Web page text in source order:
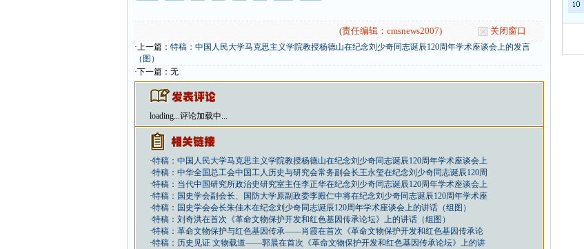
(责任编辑：cmsnews2007) 关闭窗口
·上一篇： 特稿：中国人民大学马克思主义学院教授杨德山在纪念刘少奇同志诞辰120周年学术座谈会上的发言
（图）
·下一篇：无
loading...评论加载中...
·特稿：中国人民大学马克思主义学院教授杨德山在纪念刘少奇同志诞辰120周年学术座谈会上
·特稿：中华全国总工会中国工人历史与研究会常务副会长王永玺在纪念刘少奇同志诞辰120周
·特稿：当代中国研究所政治史研究室主任李正华在纪念刘少奇同志诞辰120周年学术座谈会上
·特稿：国史学会副会长、国防大学原副政委李殿仁中将在纪念刘少奇同志诞辰120周年学术座
·特稿：国史学会会长朱佳木在纪念刘少奇同志诞辰120周年学术座谈会上的讲话（组图）
·特稿：刘奇洪在首次《革命文物保护开发和红色基因传承论坛》上的讲话（组图）
·特稿：革命文物保护与红色基因传承——肖霞在首次《革命文物保护开发和红色基因传承论
·特稿：历史见证 文物载道——郭晨在首次《革命文物保护开发和红色基因传承论坛》上的讲